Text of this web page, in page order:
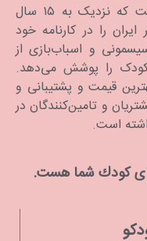
سیسمونی و اسباب‌بازی در ایران است که نزدیک به ۱۵ سال
را در کارنامه خود
و اسباب‌بازی از
بالاتر از 5 سالگی کودک را پوشش می‌دهد.
قیمت و پشتیبانی و
و تامین‌کنندگان در
است.
كودك شما هست.